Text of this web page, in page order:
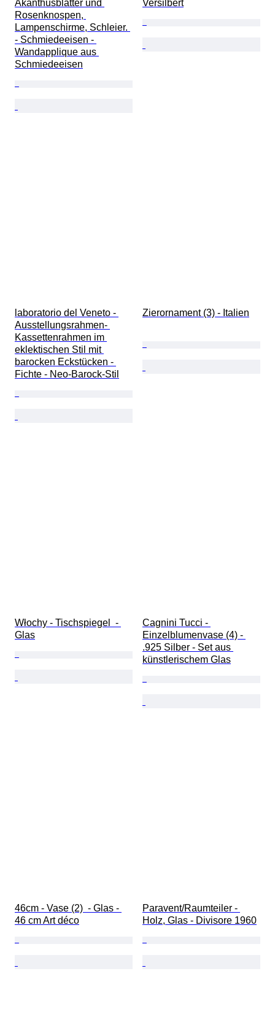
Akanthusblätter und
Rosenknospen,
Lampenschirme, Schleier.
- Schmiedeeisen -
Wandapplique aus
Schmiedeeisen
Versilbert
laboratorio del Veneto -
Ausstellungsrahmen-
Kassettenrahmen im
eklektischen Stil mit
barocken Eckstücken -
Fichte - Neo-Barock-Stil
Zierornament (3) - Italien
Włochy - Tischspiegel  -
Glas
Cagnini Tucci -
Einzelblumenvase (4) -
.925 Silber - Set aus
künstlerischem Glas
46cm - Vase (2)  - Glas -
46 cm Art déco
Paravent/Raumteiler -
Holz, Glas - Divisore 1960